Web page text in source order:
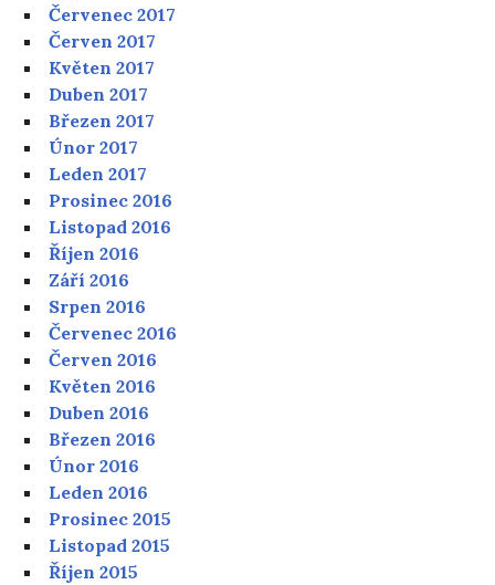
Červenec 2017
Červen 2017
Květen 2017
Duben 2017
Březen 2017
Únor 2017
Leden 2017
Prosinec 2016
Listopad 2016
Říjen 2016
Září 2016
Srpen 2016
Červenec 2016
Červen 2016
Květen 2016
Duben 2016
Březen 2016
Únor 2016
Leden 2016
Prosinec 2015
Listopad 2015
Říjen 2015